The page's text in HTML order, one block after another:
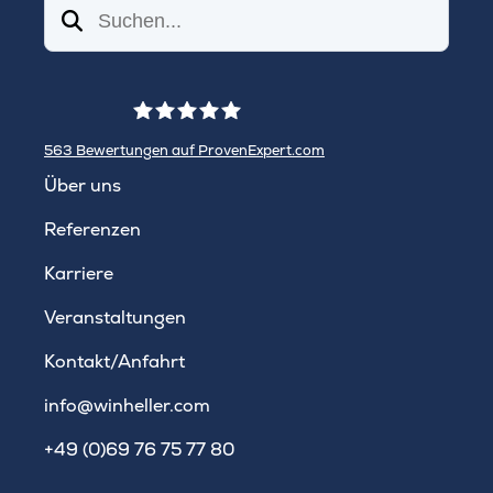
Suchen
563 Bewertungen auf ProvenExpert.com
Über uns
Referenzen
Karriere
Veranstaltungen
Kontakt/Anfahrt
info@winheller.com
+49 (0)69 76 75 77 80